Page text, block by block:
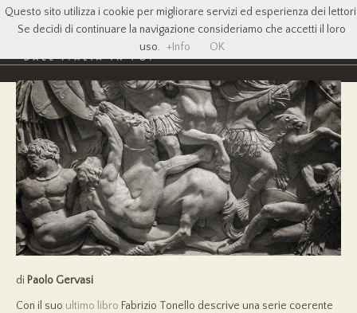
di Paolo Gervasi
Con il suo ultimo libro Fabrizio Tonello descrive una serie coerente
Questo sito utilizza i cookie per migliorare servizi ed esperienza dei
Se decidi di continuare la navigazione consideriamo che accetti il loro
uso. +Info OK